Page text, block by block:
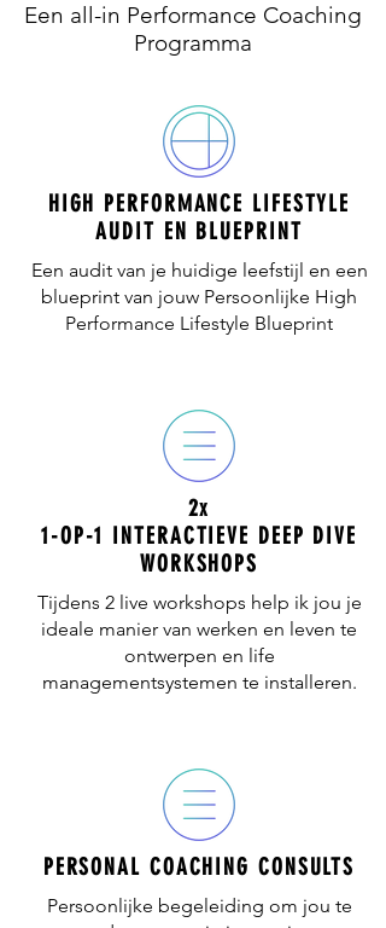
Een all-in Performance Coaching
Programma
HIGH PERFORMANCE LIFESTYLE
AUDIT EN BLUEPRINT
Een audit van je huidige leefstijl en een
blueprint van jouw Persoonlijke High
Performance Lifestyle Blueprint
2x
1-OP-1 INTERACTIEVE DEEP DIVE
WORKSHOPS
Tijdens 2 live workshops help ik jou je
ideale manier van werken en leven te
ontwerpen en life
managementsystemen te installeren.
PERSONAL COACHING CONSULTS
Persoonlijke begeleiding om jou te